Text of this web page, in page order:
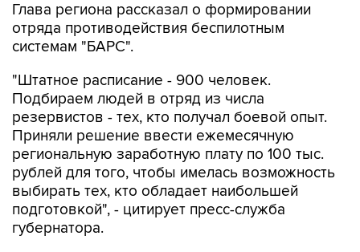
Глава региона рассказал о формировании
отряда противодействия беспилотным
системам "БАРС".
"Штатное расписание - 900 человек.
Подбираем людей в отряд из числа
резервистов - тех, кто получал боевой опыт.
Приняли решение ввести ежемесячную
региональную заработную плату по 100 тыс.
рублей для того, чтобы имелась возможность
выбирать тех, кто обладает наибольшей
подготовкой", - цитирует пресс-служба
губернатора.